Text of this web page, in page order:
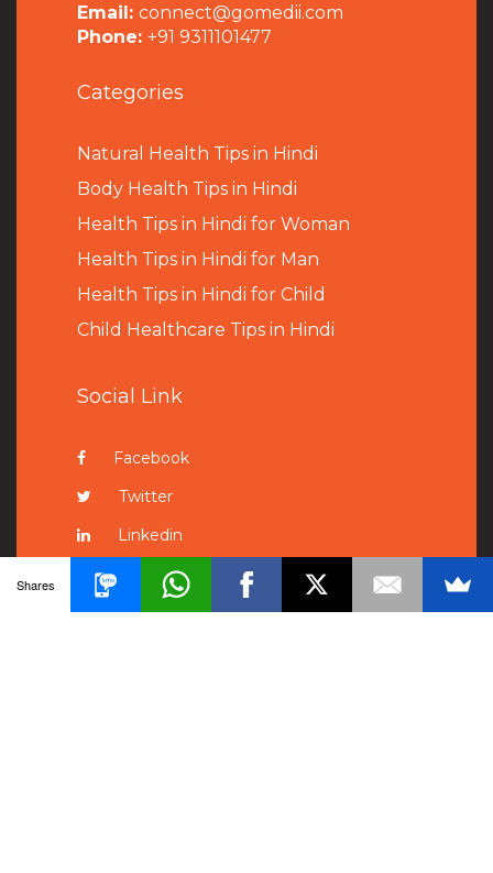
Email: connect@gomedii.com
Phone: +91 9311101477
Categories
Natural Health Tips in Hindi
Body Health Tips in Hindi
Health Tips in Hindi for Woman
Health Tips in Hindi for Man
Health Tips in Hindi for Child
Child Healthcare Tips in Hindi
Social Link
Facebook
Twitter
Linkedin
Pinterest
Instagram
Shares